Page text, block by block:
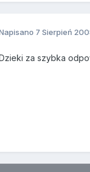
7 Sierpień
za szybka